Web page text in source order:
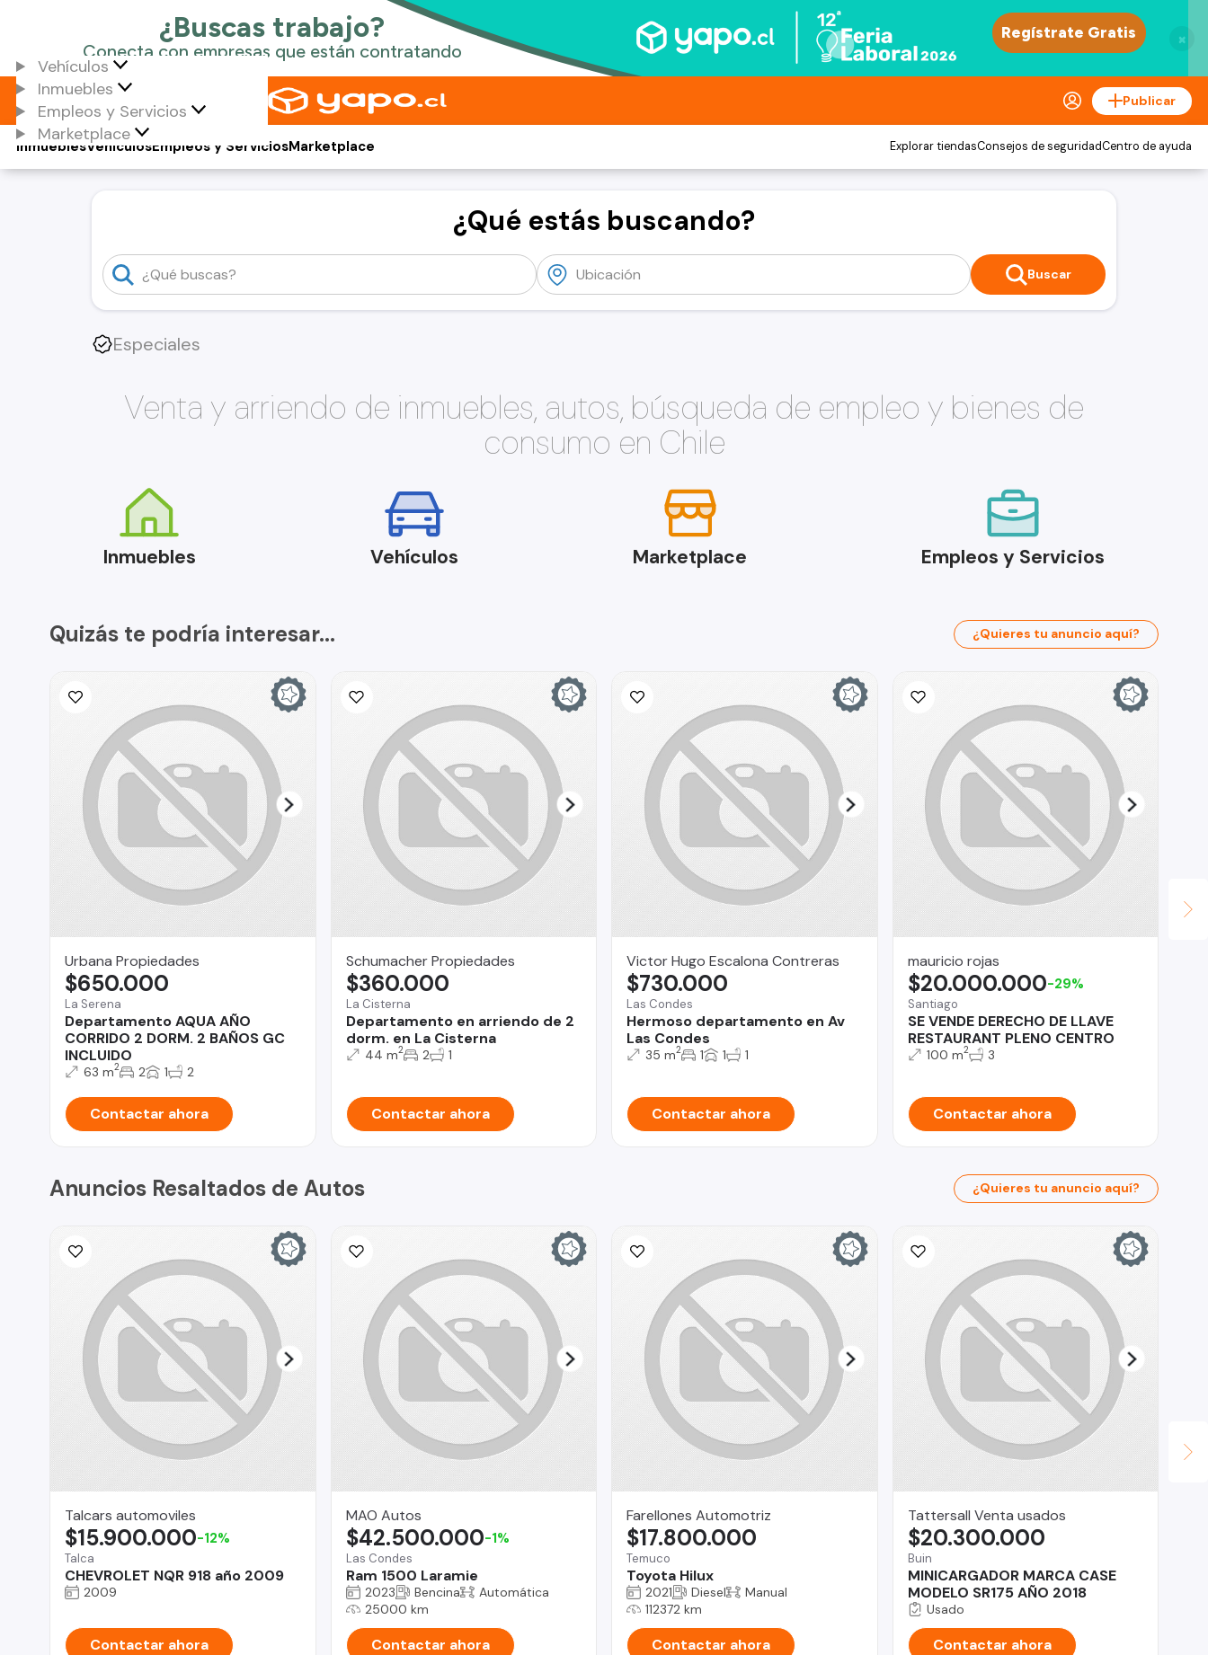
×
Vehículos
Inmuebles
Empleos y Servicios
Marketplace
Publicar
Vehículos
Inmuebles Empleos y ServiciosMarketplace Explorar tiendasConsejos de seguridadCentro de ayuda
¿Qué estás buscando?
Buscar
Especiales
Venta y arriendo de inmuebles, autos, búsqueda de empleo y bienes de
consumo en Chile
Inmuebles Vehículos Marketplace Empleos y Servicios
Quizás te podría interesar... ¿Quieres tu anuncio aquí?
Urbana Propiedades
La Serena
Departamento AQUA AÑO
CORRIDO 2 DORM. 2 BAÑOS GC
INCLUIDO
$650.000
63 m2 2 1 2
Contactar ahora
Schumacher Propiedades
La Cisterna
Departamento en arriendo de 2
dorm. en La Cisterna
$360.000
44 m2 2 1
Contactar ahora
Victor Hugo Escalona Contreras
Las Condes
Hermoso departamento en Av
Las Condes
$730.000
35 m2 1 1 1
Contactar ahora
mauricio rojas
Santiago
SE VENDE DERECHO DE LLAVE
RESTAURANT PLENO CENTRO
$20.000.000-29%
100 m2 3
Contactar ahora
Anuncios Resaltados de Autos ¿Quieres tu anuncio aquí?
Talcars automoviles
Talca
CHEVROLET NQR 918 año 2009
$15.900.000-12%
2009
Contactar ahora
MAO Autos
Las Condes
Ram 1500 Laramie
$42.500.000-1%
2023 Bencina
Automática
25000 km
Contactar ahora
Farellones Automotriz
Temuco
Toyota Hilux
$17.800.000
2021 Diesel
Manual
112372 km
Contactar ahora
Tattersall Venta usados
Buin
MINICARGADOR MARCA CASE
MODELO SR175 AÑO 2018
$20.300.000
Usado
Contactar ahora